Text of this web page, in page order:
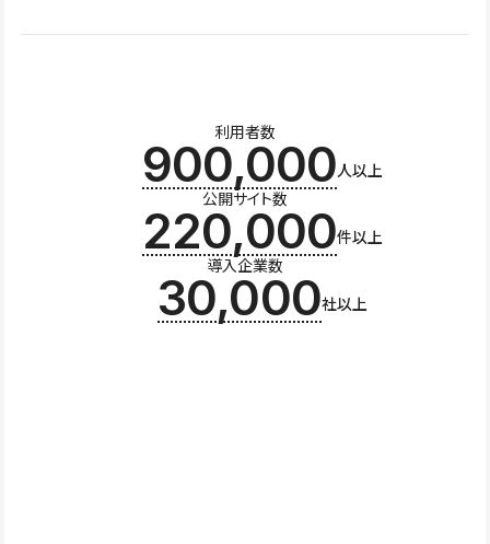
利用者数
900,000人以上
公開サイト数
220,000件以上
導入企業数
30,000社以上